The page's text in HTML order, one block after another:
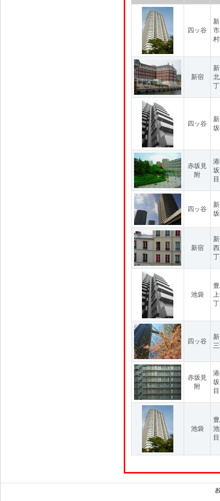
四ッ谷
新宿
四ッ谷
赤坂見
附
目
四ッ谷
新宿
池袋
四ッ谷
赤坂見
附
目
池袋
目